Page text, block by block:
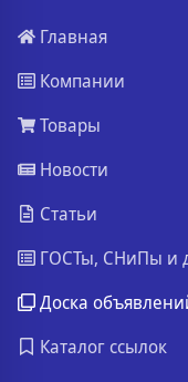
Главная
Компании
Товары
Новости
Статьи
ГОСТы, СНиПы и
Доска
Каталог ссылок